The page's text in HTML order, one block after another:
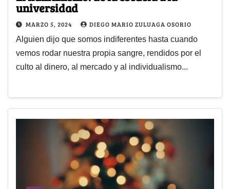
universidad
MARZO 5, 2024 DIEGO MARIO ZULUAGA OSORIO
Alguien dijo que somos indiferentes hasta cuando
vemos rodar nuestra propia sangre, rendidos por el
culto al dinero, al mercado y al individualismo...